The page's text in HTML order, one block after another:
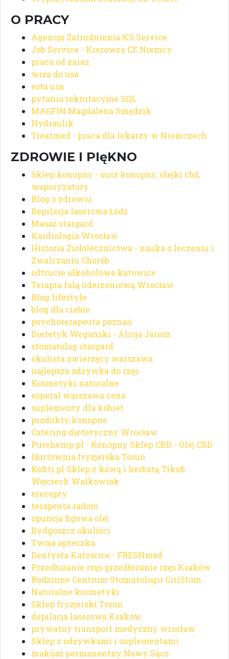
O PRACY
Agencja Zatrudnienia KS Service
Job Service - Kierowca CE Niemcy
praca od zaraz
wiza do usa
esta usa
pytania rekrutacyjne SQL
MAGFIN Magdalena Smędzik
Hydraulik
Treatmed - praca dla lekarzy w Niemczech
ZDROWIE I PIęKNO
Sklep konopny - susz konopny, olejki cbd,
waporyzatory
Blog o zdrowiu
Depilacja laserowa Łódź
Masaż stargard
Kardiologia Wrocław
Historia Ziołolecznictwa - nauka o leczeniu i
Zwalczaniu Chorób
odtrucie alkoholowe katowice
Terapia falą uderzeniową Wrocław
Blog lifestyle
blog dla ciebie
psychoterapeuta poznań
Dietetyk Wegański - Alicja Jarosz
stomatolog stargard
okulista zwierzęcy warszawa
najlepsza odżywka do rzęs
Kosmetyki naturalne
esperal warszawa cena
suplementy dla kobiet
produkty konopne
Catering dietetyczny Wrocław
Purehemp.pl - Konopny Sklep CBD - Olej CBD
Hurtownia fryzjerska Toruń
Kofiti.pl Sklep z kawą i herbatą Tikofi
Wojciech Walkowiak
erecepty
terapeuta radom
opuncja figowa olej
Bydgoszcz okuliści
Twoja apteczka
Dentysta Katowice - FRESHmed
Przedłużanie rzęs przedłużanie rzęs Kraków
Rodzinne Centrum Stomatologii CitiStom
Naturalne kosmetyki
Sklep fryzjerski Toruń
depilacja laserowa Kraków
prywatny transport medyczny wrocław
Sklep z odżywkami i suplementami
makijaż permanentny Nowy Sącz